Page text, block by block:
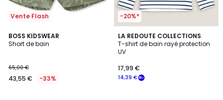
Vente Flash
BOSS KIDSWEAR
Short de bain
65,00 €
43,55 € -33%
-20%*
LA REDOUTE COLLECTIONS
T-shirt de bain rayé protection
UV
14,39 €
17,99 €
5
/
5